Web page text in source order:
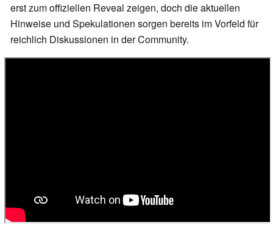
erst zum offiziellen Reveal zeigen, doch die aktuellen
Hinweise und Spekulationen sorgen bereits im Vorfeld für
reichlich Diskussionen in der Community.